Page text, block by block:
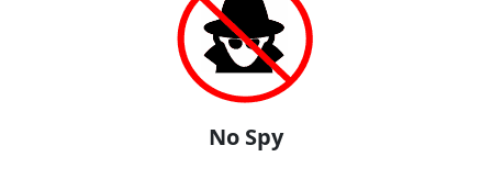
No Spy